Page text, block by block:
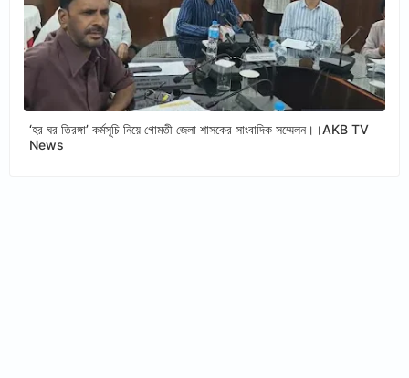
‘হর ঘর তিরঙ্গা’ কর্মসূচি নিয়ে গোমতী জেলা শাসকের সাংবাদিক সম্মেলন।।AKB TV
News